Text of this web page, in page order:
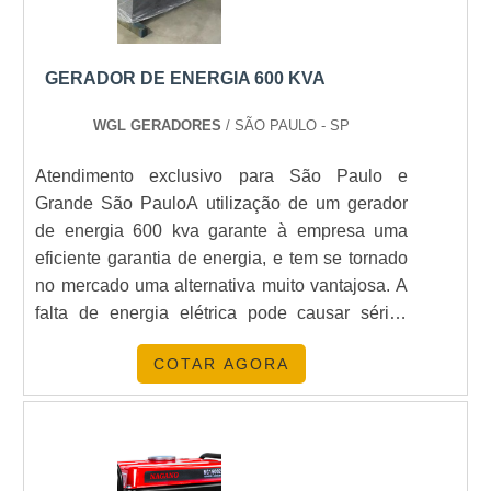
GERADOR DE ENERGIA 600 KVA
WGL GERADORES / SÃO PAULO - SP
Atendimento exclusivo para São Paulo e
Grande São PauloA utilização de um gerador
de energia 600 kva garante à empresa uma
eficiente garantia de energia, e tem se tornado
no mercado uma alternativa muito vantajosa. A
falta de energia elétrica pode causar sérios
prejuízos para a produção de produtos e
serviços prestados em empresas.Isso porque o
setor empresarial necessita do abastecimento
processos não sejam interrompidos. Medidas
para que os prejuízos não sejam causados são
COTAR AGORA